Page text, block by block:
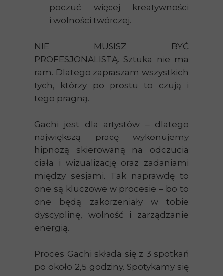
poczuć więcej kreatywności
i wolności twórczej.
NIE MUSISZ BYĆ
PROFESJONALISTĄ. Sztuka nie ma
ram. Dlatego zapraszam wszystkich
tych, którzy po prostu to czują i
tego pragną.
Gachi jest dla artystów – dlatego
największą pracę wykonujemy
hipnozą skierowaną na odczucia
ciała i wizualizację oraz zadaniami
między sesjami. Tak naprawdę to
one są kluczowe w procesie – bo to
one będą zakorzeniały w tobie
dyscyplinę, wolność i zarządzanie
energią.
Proces Gachi składa się z 3 spotkań
po około 2,5 godziny. Spotykamy się